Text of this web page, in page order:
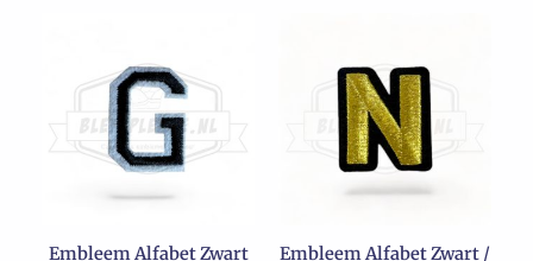
Embleem Alfabet Zwart
Embleem Alfabet Zwart /